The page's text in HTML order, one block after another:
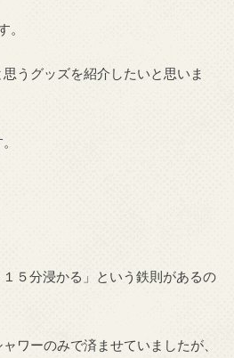
。
うグッズを紹介したいと思いま
５分浸かる」という鉄則があるの
ワーのみで済ませていましたが、